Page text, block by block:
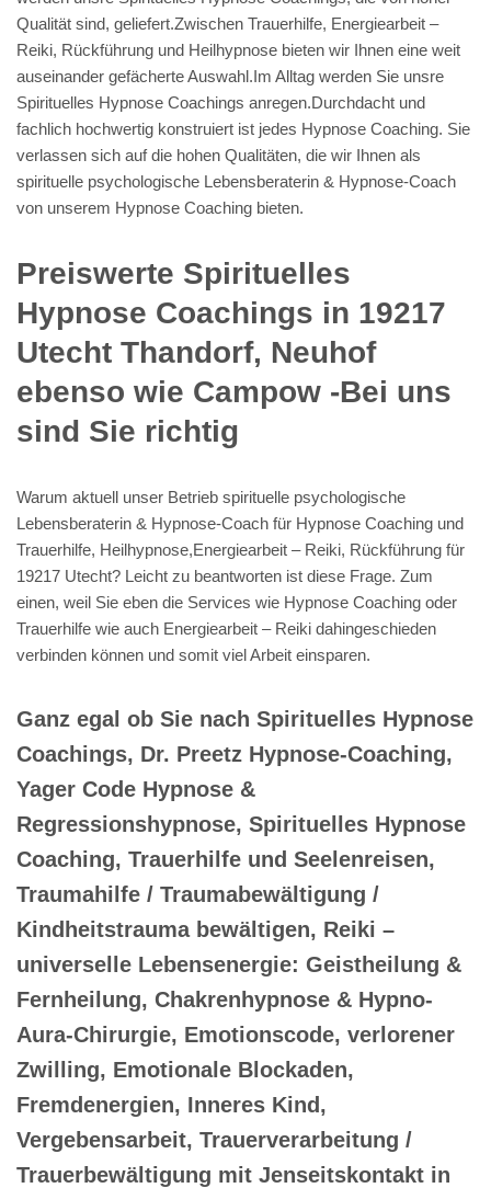
Qualität sind, geliefert.Zwischen Trauerhilfe, Energiearbeit –
Reiki, Rückführung und Heilhypnose bieten wir Ihnen eine weit
auseinander gefächerte Auswahl.Im Alltag werden Sie unsre
Spirituelles Hypnose Coachings anregen.Durchdacht und
fachlich hochwertig konstruiert ist jedes Hypnose Coaching. Sie
verlassen sich auf die hohen Qualitäten, die wir Ihnen als
spirituelle psychologische Lebensberaterin & Hypnose-Coach
von unserem Hypnose Coaching bieten.
Preiswerte Spirituelles
Hypnose Coachings in 19217
Utecht Thandorf, Neuhof
ebenso wie Campow -Bei uns
sind Sie richtig
Warum aktuell unser Betrieb spirituelle psychologische
Lebensberaterin & Hypnose-Coach für Hypnose Coaching und
Trauerhilfe, Heilhypnose,Energiearbeit – Reiki, Rückführung für
19217 Utecht? Leicht zu beantworten ist diese Frage. Zum
einen, weil Sie eben die Services wie Hypnose Coaching oder
Trauerhilfe wie auch Energiearbeit – Reiki dahingeschieden
verbinden können und somit viel Arbeit einsparen.
Ganz egal ob Sie nach Spirituelles Hypnose
Coachings, Dr. Preetz Hypnose-Coaching,
Yager Code Hypnose &
Regressionshypnose, Spirituelles Hypnose
Coaching, Trauerhilfe und Seelenreisen,
Traumahilfe / Traumabewältigung /
Kindheitstrauma bewältigen, Reiki –
universelle Lebensenergie: Geistheilung &
Fernheilung, Chakrenhypnose & Hypno-
Aura-Chirurgie, Emotionscode, verlorener
Zwilling, Emotionale Blockaden,
Fremdenergien, Inneres Kind,
Vergebensarbeit, Trauerverarbeitung /
Trauerbewältigung mit Jenseitskontakt in